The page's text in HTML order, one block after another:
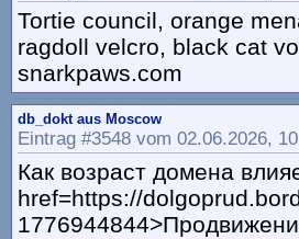
Tortie council, orange
ragdoll velcro, black cat
snarkpaws.com
db_dokt aus Moscow
Eintrag #3548 vom 02.06.2026,
Как возраст домена
href=https://